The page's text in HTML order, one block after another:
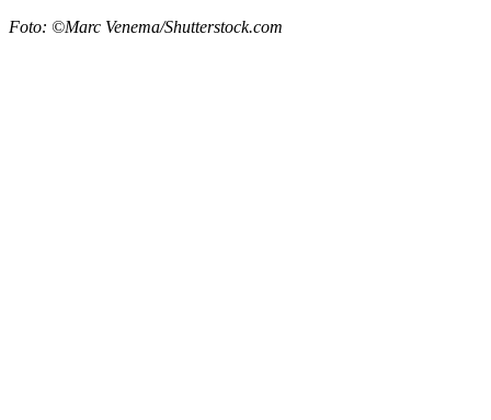
Foto: ©Marc Venema/Shutterstock.com